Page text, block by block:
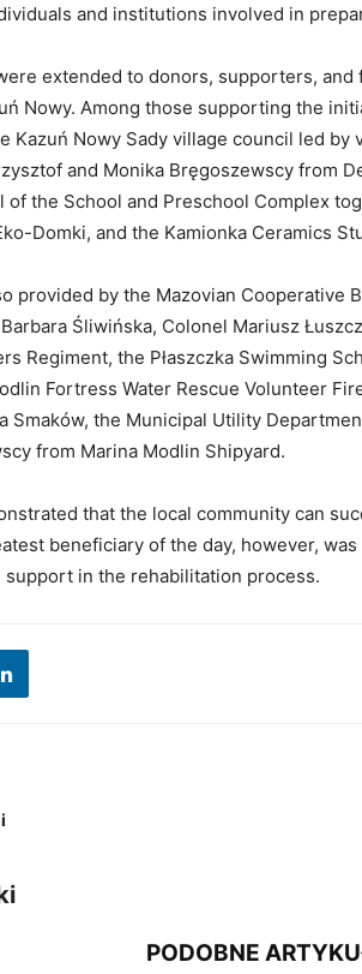
and institutions involved in
extended to donors, supporters,
Nowy. Among those supporting the
Kazuń Nowy Sady village council led by
and Monika Bręgoszewscy from
of the School and Preschool Complex
Domki, and the Kamionka Ceramics
provided by the Mazovian Cooperative
Śliwińska, Colonel Mariusz
Regiment, the Płaszczka Swimming
Fortress Water Rescue Volunteer
Smaków, the Municipal Utility
from Marina Modlin Shipyard.
that the local community can
beneficiary of the day, however,
in the rehabilitation process.
PODOBNE